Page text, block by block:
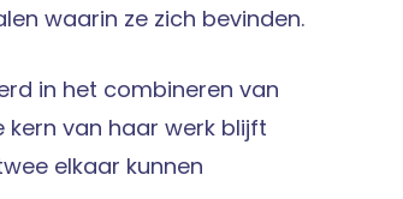
waarin ze zich bevinden.
in het combineren van
kern van haar werk blijft
elkaar kunnen